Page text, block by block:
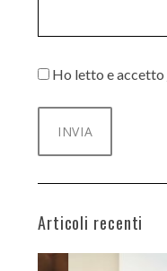
Ho letto e accetto
Articoli recenti